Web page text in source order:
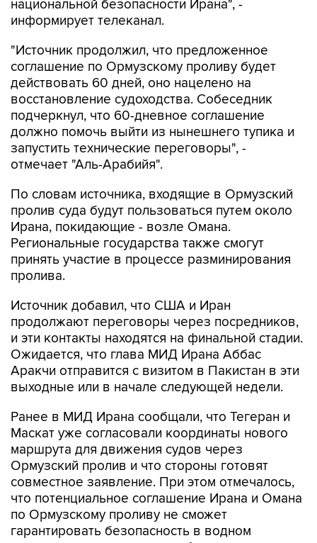
"Источник продолжил, что предложенное
действовать 60 дней, оно нацелено на
восстановление судоходства. Собеседник
подчеркнул, что 60-дневное соглашение
должно помочь выйти из нынешнего тупика и
запустить технические переговоры", -
отмечает "Аль-Арабийя".
По словам источника, входящие в Ормузский
Ирана, покидающие - возле Омана.
Региональные государства также смогут
принять участие в процессе разминирования
пролива.
Источник добавил, что США и Иран
и эти контакты находятся на финальной стадии.
Ожидается, что глава МИД Ирана Аббас
Аракчи отправится с визитом в Пакистан в эти
выходные или в начале следующей недели.
Ранее в МИД Ирана сообщали, что Тегеран и
маршрута для движения судов через
Ормузский пролив и что стороны готовят
совместное заявление. При этом отмечалось,
что потенциальное соглашение Ирана и Омана
по Ормузскому проливу не сможет
гарантировать безопасность в водном
коридоре из-за риска дестабилизирующих
действий США.